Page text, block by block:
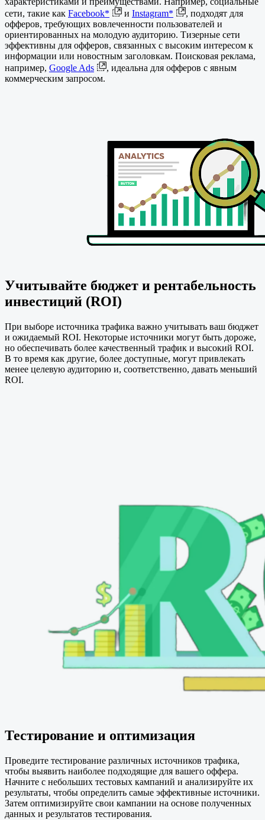
сети, такие как Facebook* и Instagram*
, подходят для
офферов, требующих вовлеченности пользователей и
ориентированных на молодую аудиторию. Тизерные сети
эффективны для офферов, связанных с высоким интересом к
информации или новостным заголовкам. Поисковая реклама,
например, Google Ads
, идеальна для офферов с явным
коммерческим запросом.
Учитывайте бюджет и рентабельность
инвестиций (ROI)
При выборе источника трафика важно учитывать ваш бюджет
и ожидаемый ROI. Некоторые источники могут быть дороже,
но обеспечивать более качественный трафик и высокий ROI.
В то время как другие, более доступные, могут привлекать
менее целевую аудиторию и, соответственно, давать меньший
ROI.
Тестирование и оптимизация
Проведите тестирование различных источников трафика,
чтобы выявить наиболее подходящие для вашего оффера.
Начните с небольших тестовых кампаний и анализируйте их
результаты, чтобы определить самые эффективные источники.
Затем оптимизируйте свои кампании на основе полученных
данных и результатов тестирования.